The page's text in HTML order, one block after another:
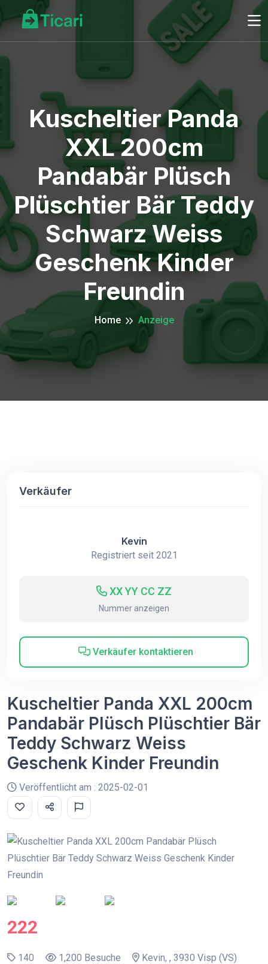
Kuscheltier Panda
XXL 200cm
Pandabär Plüsch
Plüschtier Bär Teddy
Schwarz Weiss
Geschenk Kinder
Freundin
Home Anzeige
Verkäufer
Kevin
Registriert seit 2021
XX YY CC ZZ
Nummer anzeigen
Verkäufer kontaktieren
Kuscheltier Panda XXL 200cm
Pandabär Plüsch Plüschtier Bär
Teddy Schwarz Weiss
Geschenk Kinder Freundin
Veröffentlicht am : 2025-02-01
222
140 1,200 Besuche Kevin, , 3930 Visp (VS)